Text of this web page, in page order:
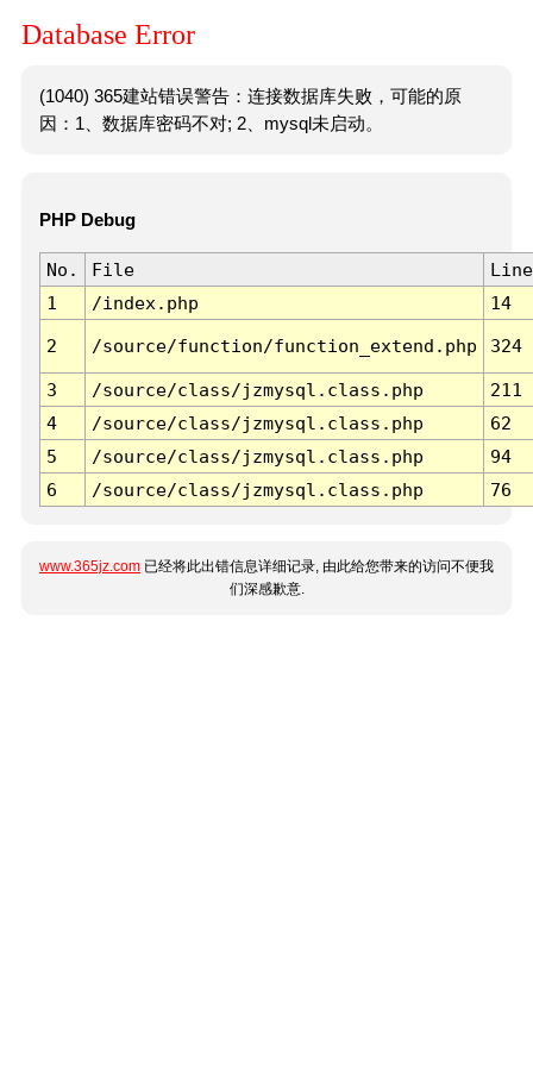
Database Error
(1040) 365建站错误警告：连接数据库失败，可能的原
因：1、数据库密码不对; 2、mysql未启动。
PHP Debug
No. File
Line
1
/index.php 14
2 /source/function/function_extend.php 324
3 /source/class/jzmysql.class.php
211
4
/source/class/jzmysql.class.php
62
5
/source/class/jzmysql.class.php
94
6
/source/class/jzmysql.class.php 76
www.365jz.com 已经将此出错信息详细记录, 由此给您带来的访问不便我
们深感歉意.